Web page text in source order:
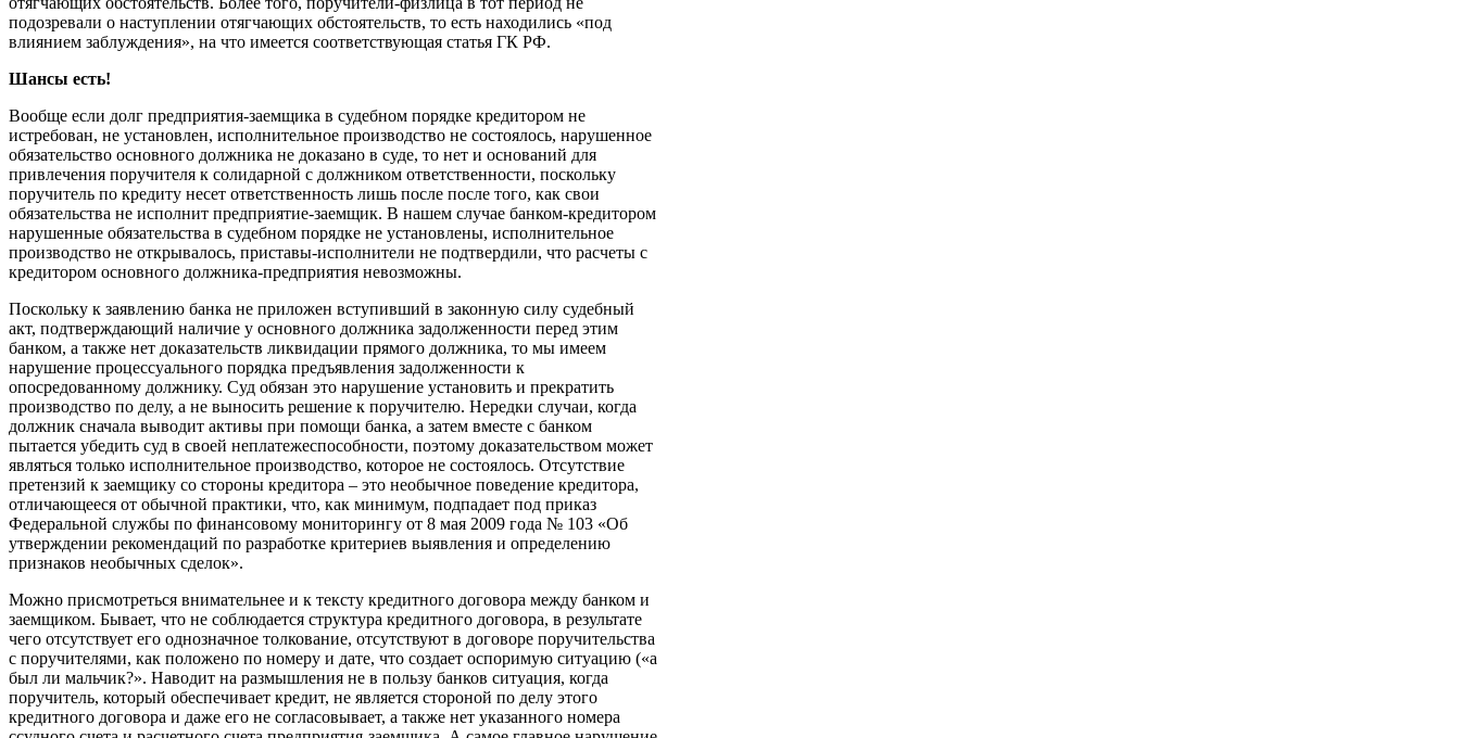
подозревали о наступлении отягчающих обстоятельств, то есть находились «под
влиянием заблуждения», на что имеется соответствующая статья ГК РФ.
Шансы есть!
Вообще если долг предприятия-заемщика в судебном порядке кредитором не
истребован, не установлен, исполнительное производство не состоялось, нарушенное
обязательство основного должника не доказано в суде, то нет и оснований для
привлечения поручителя к солидарной с должником ответственности, поскольку
поручитель по кредиту несет ответственность лишь после после того, как свои
обязательства не исполнит предприятие-заемщик. В нашем случае банком-кредитором
нарушенные обязательства в судебном порядке не установлены, исполнительное
производство не открывалось, приставы-исполнители не подтвердили, что расчеты с
кредитором основного должника-предприятия невозможны.
Поскольку к заявлению банка не приложен вступивший в законную силу судебный
акт, подтверждающий наличие у основного должника задолженности перед этим
банком, а также нет доказательств ликвидации прямого должника, то мы имеем
нарушение процессуального порядка предъявления задолженности к
опосредованному должнику. Суд обязан это нарушение установить и прекратить
производство по делу, а не выносить решение к поручителю. Нередки случаи, когда
должник сначала выводит активы при помощи банка, а затем вместе с банком
пытается убедить суд в своей неплатежеспособности, поэтому доказательством может
являться только исполнительное производство, которое не состоялось. Отсутствие
претензий к заемщику со стороны кредитора – это необычное поведение кредитора,
отличающееся от обычной практики, что, как минимум, подпадает под приказ
Федеральной службы по финансовому мониторингу от 8 мая 2009 года № 103 «Об
утверждении рекомендаций по разработке критериев выявления и определению
признаков необычных сделок».
Можно присмотреться внимательнее и к тексту кредитного договора между банком и
заемщиком. Бывает, что не соблюдается структура кредитного договора, в результате
чего отсутствует его однозначное толкование, отсутствуют в договоре поручительства
с поручителями, как положено по номеру и дате, что создает оспоримую ситуацию («а
был ли мальчик?». Наводит на размышления не в пользу банков ситуация, когда
поручитель, который обеспечивает кредит, не является стороной по делу этого
кредитного договора и даже его не согласовывает, а также нет указанного номера